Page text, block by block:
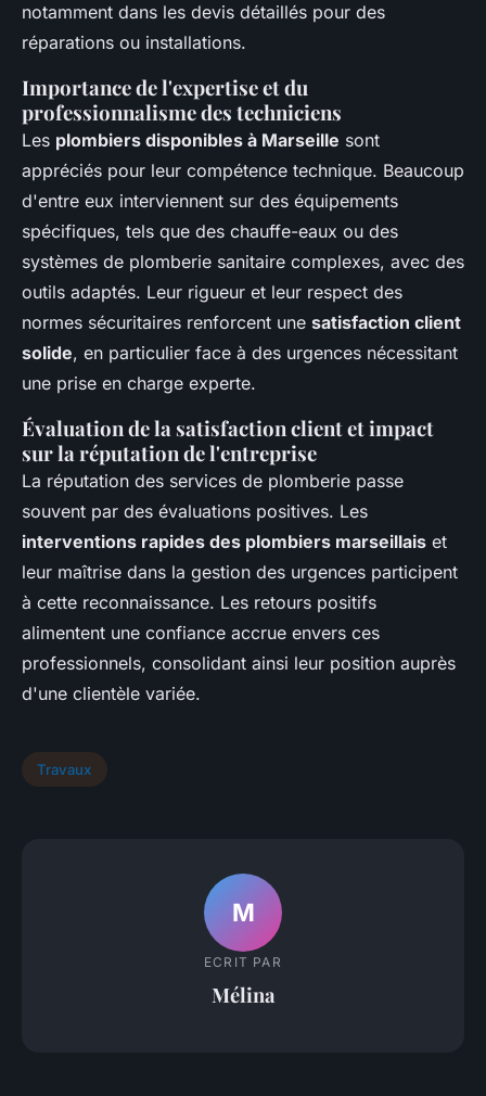
notamment dans les devis détaillés pour des
réparations ou installations.
Importance de l'expertise et du
professionnalisme des techniciens
Les plombiers disponibles à Marseille sont
appréciés pour leur compétence technique. Beaucoup
d'entre eux interviennent sur des équipements
spécifiques, tels que des chauffe-eaux ou des
systèmes de plomberie sanitaire complexes, avec des
outils adaptés. Leur rigueur et leur respect des
normes sécuritaires renforcent une satisfaction client
solide, en particulier face à des urgences nécessitant
une prise en charge experte.
Évaluation de la satisfaction client et impact
sur la réputation de l'entreprise
La réputation des services de plomberie passe
souvent par des évaluations positives. Les
interventions rapides des plombiers marseillais et
leur maîtrise dans la gestion des urgences participent
à cette reconnaissance. Les retours positifs
alimentent une confiance accrue envers ces
professionnels, consolidant ainsi leur position auprès
d'une clientèle variée.
Travaux
M
ECRIT PAR
Mélina